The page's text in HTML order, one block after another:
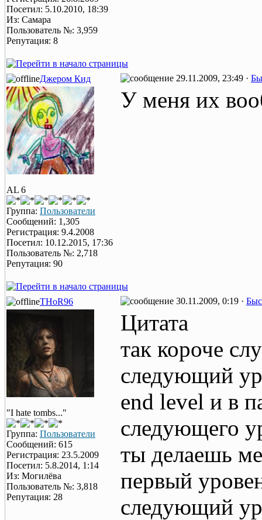
Посетил: 5.10.2010, 18:39
Из: Самара
Пользователь №: 3,959
Репутация: 8
Джером Кид 29.11.2009, 23:49 ·
AL 6
Группа: Пользователи
Сообщений: 1,305
Регистрация: 9.4.2008
Посетил: 10.12.2015, 17:36
Пользователь №: 2,718
Репутация: 90
У меня их
THoR96 30.11.2009, 0:19 ·
"I hate tombs..."
Группа: Пользователи
Сообщений: 615
Регистрация: 23.5.2009
Посетил: 5.8.2014, 1:14
Из: Могилёва
Пользователь №: 3,818
Репутация: 28
Цитата
так короче
следующий
end level и в
следующего
ты делаешь
первый
следующий